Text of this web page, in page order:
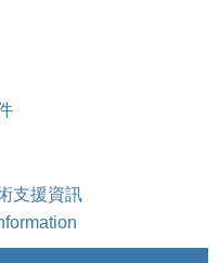
支援資訊